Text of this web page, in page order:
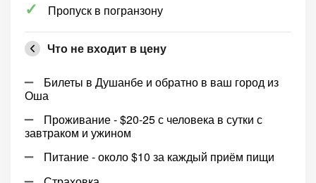
Пропуск в погранзону
Что не входит в цену
Билеты в Душанбе и обратно в ваш город из
Оша
Проживание - $20-25 с человека в сутки с
завтраком и ужином
Питание - около $10 за каждый приём пищи